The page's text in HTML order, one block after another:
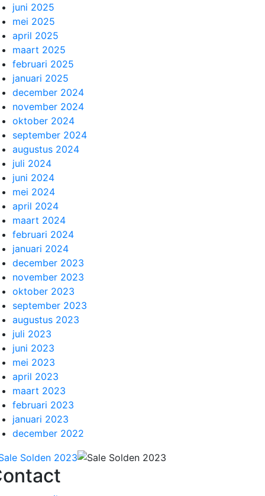
juni 2025
mei 2025
april 2025
maart 2025
februari 2025
januari 2025
december 2024
november 2024
oktober 2024
september 2024
augustus 2024
juli 2024
juni 2024
mei 2024
april 2024
maart 2024
februari 2024
januari 2024
december 2023
november 2023
oktober 2023
september 2023
augustus 2023
juli 2023
juni 2023
mei 2023
april 2023
maart 2023
februari 2023
januari 2023
december 2022